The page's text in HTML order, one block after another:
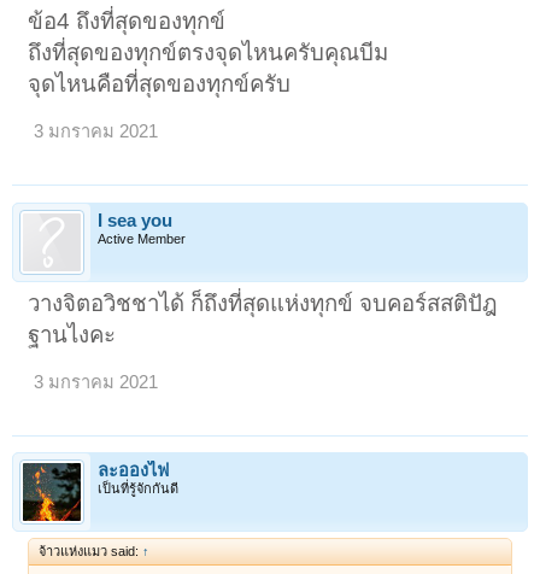
ถ้าเป็นปรมัตถ์ จะต้องเห็นสภาวะอาการเกิด - ดับ จริงๆ เพราะมันคิดและเลิก/
หยุดคิดวันละหลายร้อยครั้ง เป็นเรื่องธรรมดาของมนุษย์ปุถุชน หลวงพ่อ
เทียน จิตฺตสุโภไม่เรียกมันว่าอาการเกิด - ดับ จนกว่าจะได้พบ สภาวะ นั้นจริง
อาการเกิด - ดับแบบหลวงพ่อเทียนมีเพียงครั้งเดียวเท่านั้นในชีวิตนี้ และจะ
พบกับการเปลี่ยนแปลงอย่างใหญ่หลวงของกาย - ใจ จะหมดสิ้นสงสัยเรื่อง
ต่อไป
บทสรุป
๑. รู้อารมณ์รูป - นาม เข้าใจเรื่องสมมติ ไม่เชื่อเรื่องฤกษ์ยาม ผี เทวดา นรก
สวรรค์
๒. รู้อารมณ์นามรูป เกิดปัญญา เห็น รู้ เข้าใจเรื่องวัตถุ- ปรมัตถ์ - อาการ
จิตใจเปลี่ยน ไม่ยึดมั่นถือมั่น
๓. รู้จักศีล ศีลขันธ์ สมาธิขันธ์ ปัญญาขันธ์ มีความปกติกาย วาจา ใจอยู่เสมอ
สงบแบบสมถะ สงบชั่วคราว ไม่มีปัญญาสงบแบบวิปัสสนา
ถึงที่สุดของทุกข์
ข้อ4 ถึงที่สุดของทุกข์
ถึงที่สุดของทุกข์ตรงจุดไหนครับคุณบีม
จุดไหนคือที่สุดของทุกข์ครับ
3 มกราคม 2021
I sea you
Active Member
วางจิตอวิชชาได้ ก็ถึงที่สุดแห่งทุกข์ จบคอร์สสติปัฎ
ฐานไงคะ
3 มกราคม 2021
ละอองไฟ
เป็นที่รู้จักกันดี
จ้าวแห่งแมว said: ↑